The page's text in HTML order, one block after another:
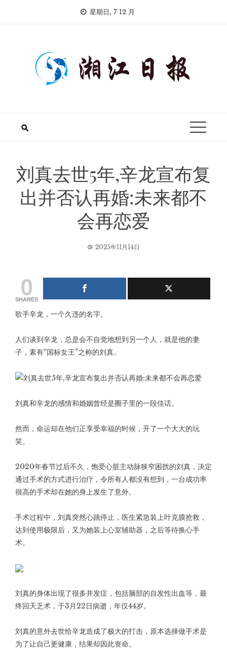
星期日, 7 12 月
刘真去世5年,辛龙宣布复
出并否认再婚:未来都不
会再恋爱
2025年11月14日
0
SHARES
歌手辛龙，一个久违的名字。
人们谈到辛龙，总是会不自觉地想到另一个人，就是他的妻
子，素有“国标女王”之称的刘真。
刘真和辛龙的感情和婚姻曾经是圈子里的一段佳话。
然而，命运却在他们正享受幸福的时候，开了一个大大的玩
笑。
2020年春节过后不久，饱受心脏主动脉狭窄困扰的刘真，决定
通过手术的方式进行治疗，令所有人都没有想到，一台成功率
很高的手术却在她的身上发生了意外。
手术过程中，刘真突然心跳停止，医生紧急装上叶克膜抢救，
达到使用极限后，又为她装上心室辅助器，之后等待换心手
术。
刘真的身体出现了很多并发症，包括脑部的自发性出血等，最
终回天乏术，于3月22日病逝，年仅44岁。
刘真的意外去世给辛龙造成了极大的打击，原本选择做手术是
为了让自己更健康，结果却因此丧命。